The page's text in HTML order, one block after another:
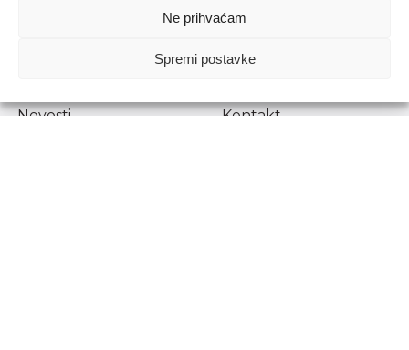
Ne prihvaćam
Spremi postavke
1778129
Prenošenje sadržaja dopušteno je uz navođenje izvora.
Novosti
Kontakt